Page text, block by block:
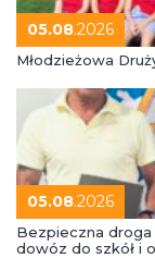
05.08.2026
Młodzieżowa
05.08.2026
Bezpieczna droga
dowóz do szkół i